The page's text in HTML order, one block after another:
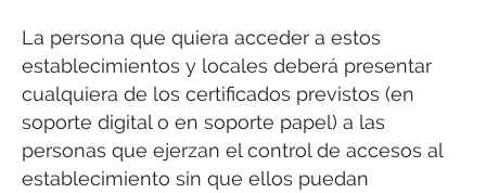
La persona que quiera acceder a estos
establecimientos y locales deberá presentar
cualquiera de los certificados previstos (en
soporte digital o en soporte papel) a las
personas que ejerzan el control de accesos al
establecimiento sin que ellos puedan